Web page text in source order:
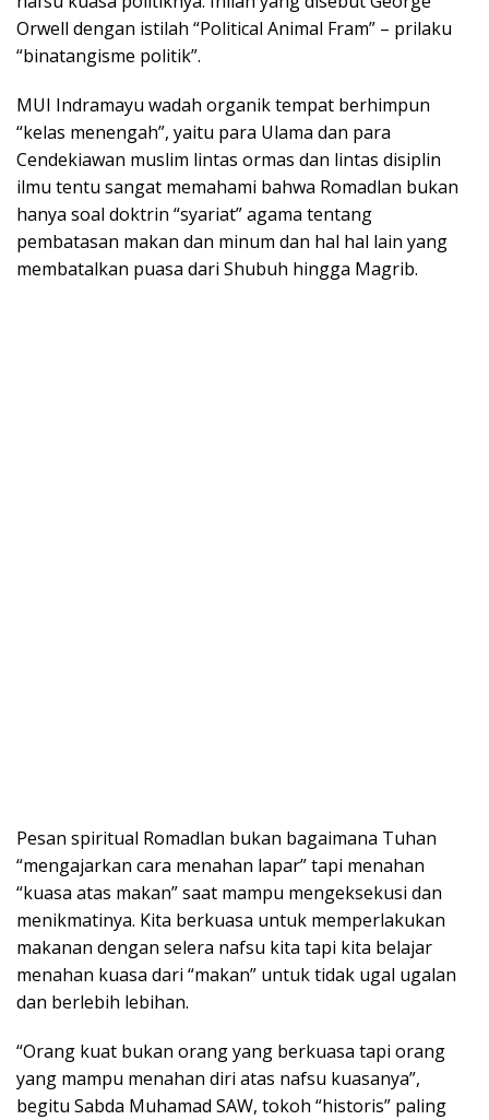
Orwell dengan istilah “Political Animal Fram” – prilaku
“binatangisme politik”.
MUI Indramayu wadah organik tempat berhimpun
“kelas menengah”, yaitu para Ulama dan para
Cendekiawan muslim lintas ormas dan lintas disiplin
ilmu tentu sangat memahami bahwa Romadlan bukan
hanya soal doktrin “syariat” agama tentang
pembatasan makan dan minum dan hal hal lain yang
membatalkan puasa dari Shubuh hingga Magrib.
Pesan spiritual Romadlan bukan bagaimana Tuhan
“mengajarkan cara menahan lapar” tapi menahan
“kuasa atas makan” saat mampu mengeksekusi dan
menikmatinya. Kita berkuasa untuk memperlakukan
makanan dengan selera nafsu kita tapi kita belajar
menahan kuasa dari “makan” untuk tidak ugal ugalan
dan berlebih lebihan.
“Orang kuat bukan orang yang berkuasa tapi orang
yang mampu menahan diri atas nafsu kuasanya”,
begitu Sabda Muhamad SAW, tokoh “historis” paling